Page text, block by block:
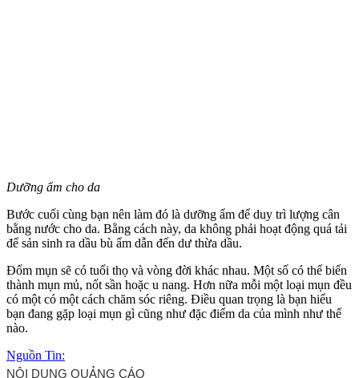
Dưỡng ẩm cho da
Bước cuối cùng bạn nên làm đó là dưỡng ẩm để duy trì lượng cân
bằng nước cho da. Bằng cách này, da không phải hoạt động quá tải
để sản sinh ra dầu bù ẩm dẫn đến dư thừa dầu.
Đốm mụn sẽ có tuổi thọ và vòng đời khác nhau. Một số có thể biến
thành mụn mủ, nốt sần hoặc u nang. Hơn nữa mỗi một loại mụn đều
có một có một cách chăm sóc riêng. Điều quan trọng là bạn hiểu
bạn đang gặp loại mụn gì cũng như đặc điểm da của mình như thế
nào.
Nguồn Tin: